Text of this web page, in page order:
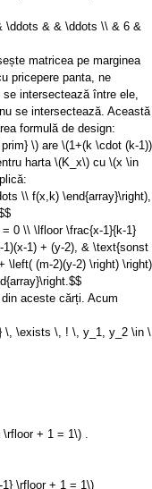
\ddots & & \ddots \\ & 6 &
matricea pe marginea
pricepere panta, ne
intersectează între ele,
se intersectează. Această
formulă de design:
\) are \(1+(k \cdot (k-1))
harta \(K_x\) cu \(x \in
\\ f(x,k) \end{array}\right),
0 \\ \lfloor \frac{x-1}{k-1}
1) + (y-2), & \text{sonst
\left( (m-2)(y-2) \right) \right)
aceste cărți. Acum
\, \exists \, ! \, y_1, y_2 \in \
\rfloor + 1 = 1\)
\rfloor + 1 = 1\)